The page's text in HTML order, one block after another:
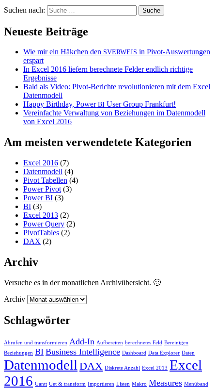
Suchen nach:
Neueste Beiträge
Wie mir ein Häkchen den SVERWEIS in Pivot-Auswertungen
erspart
In Excel 2016 liefern berechnete Felder endlich richtige
Ergebnisse
Bald als Video: Pivot-Berichte revolutionieren mit dem Excel
Datenmodell
Happy Birthday, PowerBI User Group Frankfurt!
Vereinfachte Verwaltung von Beziehungen im Datenmodell
von Excel 2016
Am meisten verwendetete Kategorien
Excel 2016 (7)
Datenmodell (4)
Pivot Tabellen (4)
Power Pivot (3)
Power BI (3)
BI (3)
Excel 2013 (2)
Power Query (2)
PivotTables (2)
DAX (2)
Archiv
Versuche es in der monatlichen Archivübersicht. 🙂
Archiv
Schlagwörter
Abrufen und transformieren Add-In Aufbereiten berechnetes Feld Bereinigen
Beziehungen BI Business Intelligence Dashboard Data Explorer Daten
Datenmodell DAX Diskrete Anzahl Excel 2013 Excel
2016 Gantt Get & transform Importieren Listen Makro Measures Menüband